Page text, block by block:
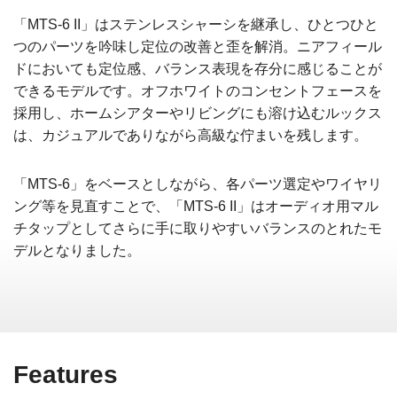
「MTS-6 II」はステンレスシャーシを継承し、ひとつひと
つのパーツを吟味し定位の改善と歪を解消。ニアフィール
ドにおいても定位感、バランス表現を存分に感じることが
できるモデルです。オフホワイトのコンセントフェースを
採用し、ホームシアターやリビングにも溶け込むルックス
は、カジュアルでありながら高級な佇まいを残します。
「MTS-6」をベースとしながら、各パーツ選定やワイヤリ
ング等を見直すことで、「MTS-6 II」はオーディオ用マル
チタップとしてさらに手に取りやすいバランスのとれたモ
デルとなりました。
Features